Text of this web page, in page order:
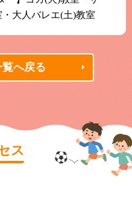
大人バレエ(土)教室
へ戻る
ス